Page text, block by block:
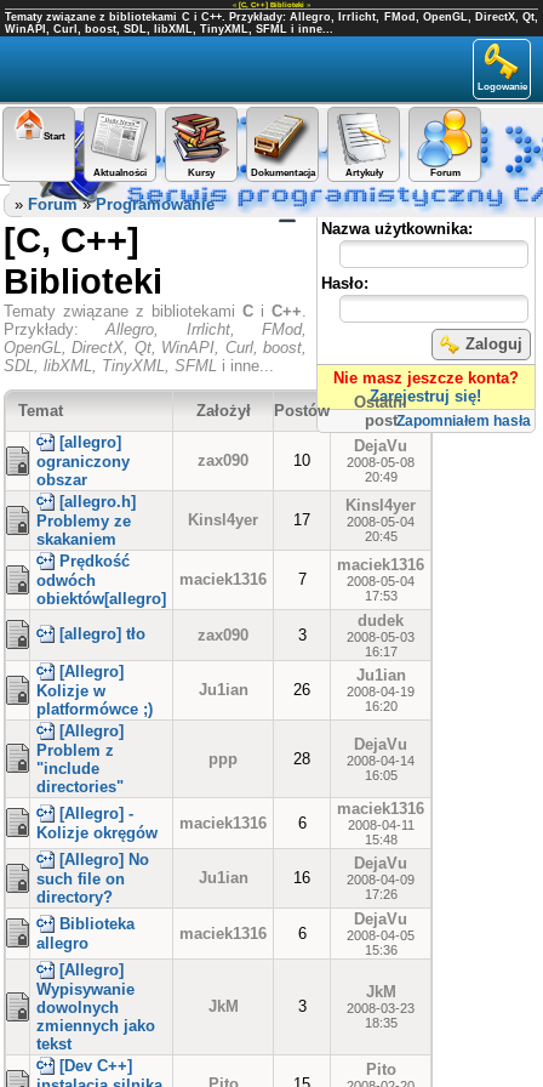
« [C, C++] Biblioteki »
Tematy związane z bibliotekami C i C++. Przykłady: Allegro, Irrlicht, FMod, OpenGL, DirectX, Qt,
WinAPI, Curl, boost, SDL, libXML, TinyXML, SFML i inne...
Logowanie
Start
Aktualności Kursy Dokumentacja Artykuły Forum
Panel użytkownika
Nazwa użytkownika:
Hasło:
Zaloguj
Nie masz jeszcze konta?
Zarejestruj się!
Zapomniałem hasła
» Forum»Programowanie
[C, C++]
Biblioteki
Tematy związane z bibliotekami C i C++.
Przykłady:Allegro, Irrlicht, FMod,
OpenGL, DirectX, Qt, WinAPI, Curl, boost,
SDL, libXML, TinyXML, SFML i inne...
Temat Założył Postów
Ostatni
post
[allegro]
ograniczony
obszar
zax090 10
DejaVu
2008-05-08
20:49
[allegro.h]
Problemy ze
skakaniem
Kinsl4yer 17
Kinsl4yer
2008-05-04
20:45
Prędkość
odwóch
obiektów[allegro]
maciek1316 7
maciek1316
2008-05-04
17:53
[allegro] tło zax090 3
dudek
2008-05-03
16:17
[Allegro]
Kolizje w
platformówce ;)
Ju1ian 26
Ju1ian
2008-04-19
16:20
[Allegro]
Problem z
"include
directories"
ppp 28
DejaVu
2008-04-14
16:05
[Allegro] -
Kolizje okręgów
maciek1316 6
maciek1316
2008-04-11
15:48
[Allegro] No
such file on
directory?
Ju1ian 16
DejaVu
2008-04-09
17:26
Biblioteka
allegro
maciek1316 6
DejaVu
2008-04-05
15:36
[Allegro]
Wypisywanie
dowolnych
zmiennych jako
tekst
JkM 3
JkM
2008-03-23
18:35
[Dev C++]
Pito